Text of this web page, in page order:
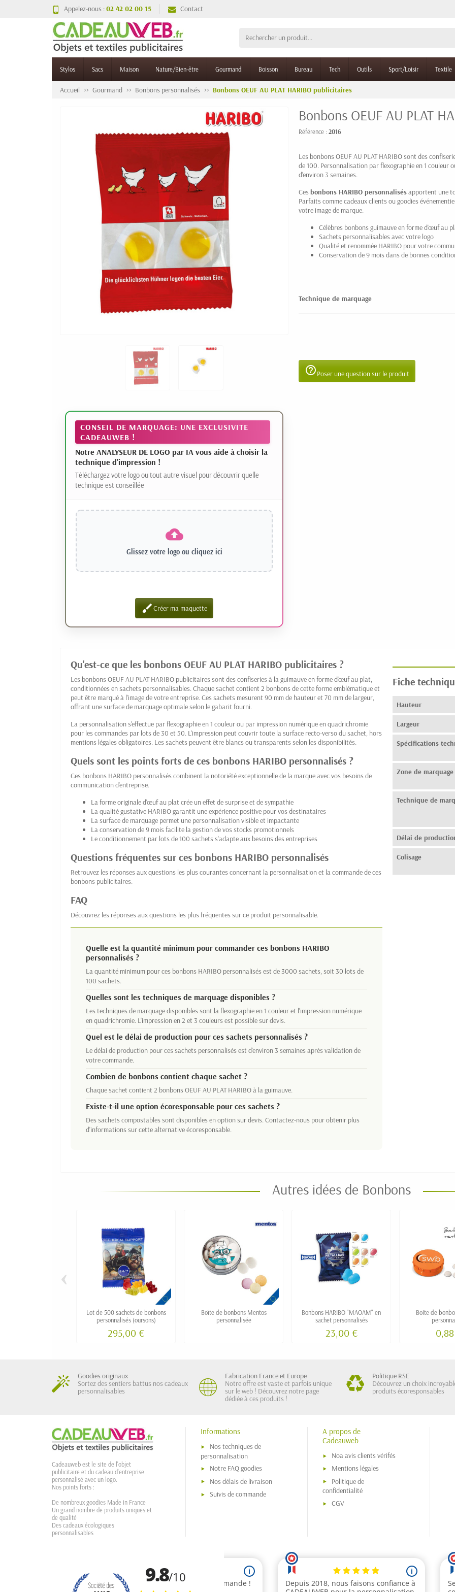
Appelez-nous :02 42 02 00 15 Contact
Stylos Sacs Maison Nature/Bien-être Gourmand Boisson Bureau Tech Outils Sport/Loisir Textile
Accueil Gourmand Bonbons personnalisés Bonbons OEUF AU PLAT HARIBO publicitaires
CONSEIL DE MARQUAGE: UNE EXCLUSIVITE
CADEAUWEB !
Notre ANALYSEUR DE LOGO par IA vous aide à choisir la
technique d'impression !
Téléchargez votre logo ou tout autre visuel pour découvrir quelle
technique est conseillée
Glissez votre logo ou cliquez ici
brushCréer ma maquette
Bonbons OEUF AU PLAT
Référence : 2016
Les bonbons OEUF AU PLAT HARIBO sont des
de 100. Personnalisation par flexographie en 1 couleur
d'environ 3 semaines.
Cesbonbons HARIBO personnalisésapportent une
Parfaits comme cadeaux clients ou goodies
votre image de marque.
Célèbres bonbons guimauve en forme d'œuf au
Sachets personnalisables avec votre logo
Qualité et renommée HARIBO pour votre
Conservation de 9 mois dans de bonnes
Technique de marquage
help_outlinePoser une question sur le produit
Qu'est-ce que les bonbons OEUF AU PLAT HARIBO publicitaires ?
Les bonbons OEUF AU PLAT HARIBO publicitaires sont des confiseries à la guimauve en forme d'œuf au plat,
conditionnées en sachets personnalisables. Chaque sachet contient 2 bonbons de cette forme emblématique et
peut être marqué à l'image de votre entreprise. Ces sachets mesurent 90 mm de hauteur et 70 mm de largeur,
offrant une surface de marquage optimale selon le gabarit fourni.
La personnalisation s'effectue par flexographie en 1 couleur ou par impression numérique en quadrichromie
pour les commandes par lots de 30 et 50. L'impression peut couvrir toute la surface recto-verso du sachet, hors
mentions légales obligatoires. Les sachets peuvent être blancs ou transparents selon les disponibilités.
Quels sont les points forts de ces bonbons HARIBO personnalisés ?
Ces bonbons HARIBO personnalisés combinent la notoriété exceptionnelle de la marque avec vos besoins de
communication d'entreprise.
La forme originale d'œuf au plat crée un effet de surprise et de sympathie
La qualité gustative HARIBO garantit une expérience positive pour vos destinataires
La surface de marquage permet une personnalisation visible et impactante
La conservation de 9 mois facilite la gestion de vos stocks promotionnels
Le conditionnement par lots de 100 sachets s'adapte aux besoins des entreprises
Questions fréquentes sur ces bonbons HARIBO personnalisés
Retrouvez les réponses aux questions les plus courantes concernant la personnalisation et la commande de ces
bonbons publicitaires.
FAQ
Découvrez les réponses aux questions les plus fréquentes sur ce produit personnalisable.
Quelle est la quantité minimum pour commander ces bonbons HARIBO
personnalisés ?
La quantité minimum pour ces bonbons HARIBO personnalisés est de 3000 sachets, soit 30 lots de
100 sachets.
Quelles sont les techniques de marquage disponibles ?
Les techniques de marquage disponibles sont la flexographie en 1 couleur et l'impression numérique
en quadrichromie. L'impression en 2 et 3 couleurs est possible sur devis.
Quel est le délai de production pour ces sachets personnalisés ?
Le délai de production pour ces sachets personnalisés est d'environ 3 semaines après validation de
votre commande.
Combien de bonbons contient chaque sachet ?
Chaque sachet contient 2 bonbons OEUF AU PLAT HARIBO à la guimauve.
Existe-t-il une option écoresponsable pour ces sachets ?
Des sachets compostables sont disponibles en option sur devis. Contactez-nous pour obtenir plus
d'informations sur cette alternative écoresponsable.
Fiche
Hauteur
Largeur
Spécifications
Zone de marquage
Technique de
Délai de
Colisage
Autres idées de Bonbons
Lot de 500 sachets de bonbons
personnalisés (oursons)
295,00 €
Boîte de bonbons Mentos
personnalisée
Bonbons HARIBO "MAOAM" en
sachet personnalisés
23,00 €
Boite de
‹
Goodies originaux
Sortez des sentiers battus nos cadeaux
personnalisables
Fabrication France et Europe
Notre offre est vaste et parfois unique
sur le web ! Découvrez notre page
dédiée à ces produits !
Politique RSE
Découvrez un choix
produits écoresponsables
Cadeauweb est le site de l'objet
publicitaire et du cadeau d'entreprise
personnalisé avec un logo.
Nos points forts :
De nombreux goodies Made in France
Un grand nombre de produits uniques et
de qualité
Des cadeaux écologiques
personnalisables
Informations
Nos techniques de
personnalisation
Notre FAQ goodies
Nos délais de livraison
Suivis de commande
A propos de
Cadeauweb
Noa avis clients vérifés
Mentions légales
Politique de
confidentialité
CGV